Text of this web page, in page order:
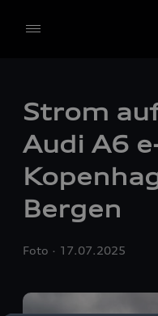
Strom
Audi A6
Bergen
Foto 17.07.2025
Wir, die AUDI AG, Auto-
und Dienste Dritter, die